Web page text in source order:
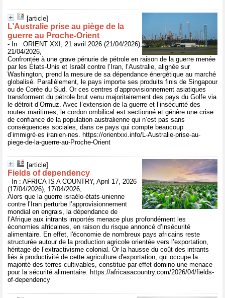
[article]
L’Australie prise au piège de la
guerre au Proche-Orient
- In : ORIENT XXI, 21 avril 2026 (21/04/2026),
21/04/2026,
Confrontée à une grave pénurie de pétrole en raison de la guerre menée
par les États-Unis et Israël contre l’Iran, l’Australie, alignée sur
Washington, prend la mesure de sa dépendance énergétique au marché
globalisé. Parallèlement, le pays importe ses produits finis de Singapour
ou de Corée du Sud. Or ces centres d’approvisionnement asiatiques
transforment du pétrole brut venu majoritairement des pays du Golfe via
le détroit d’Ormuz. Avec l’extension de la guerre et l’insécurité des
routes maritimes, le cordon ombilical est sectionné et génère une crise
de confiance de la population australienne qui n’est pas sans
conséquences sociales, dans ce pays qui compte beaucoup
d’immigré·es iranien·nes. https://orientxxi.info/L-Australie-prise-au-
piege-de-la-guerre-au-Proche-Orient
[article]
Fields of dependency
- In : AFRICA IS A COUNTRY, April 17, 2026
(17/04/2026), 17/04/2026,
Alors que la guerre israélo-états-unienne
contre l’Iran perturbe l’approvisionnement
mondial en engrais, la dépendance de
l’Afrique aux intrants importés menace plus profondément les
économies africaines, en raison du risque annoncé d’insécurité
alimentaire. En effet, l'économie de nombreux pays africains reste
structurée autour de la production agricole orientée vers l’exportation,
héritage de l’extractivisme colonial. Or la hausse du coût des intrants
liés à productivité de cette agriculture d'exportation, qui occupe la
majorité des terres cultivables, constitue par effet domino une menace
pour la sécurité alimentaire. https://africasacountry.com/2026/04/fields-
of-dependency